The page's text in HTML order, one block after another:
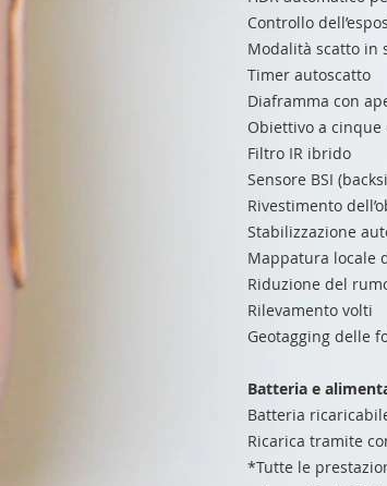
Controllo
Modalità scatto in
Timer autoscatto
Diaframma con
Obiettivo a cinque
Filtro IR ibrido
Sensore BSI
Rivestimento
Stabilizzazione
Mappatura locale
Riduzione del
Rilevamento volti
Geotagging delle
Batteria e
Batteria
Ricarica tramite
*Tutte le